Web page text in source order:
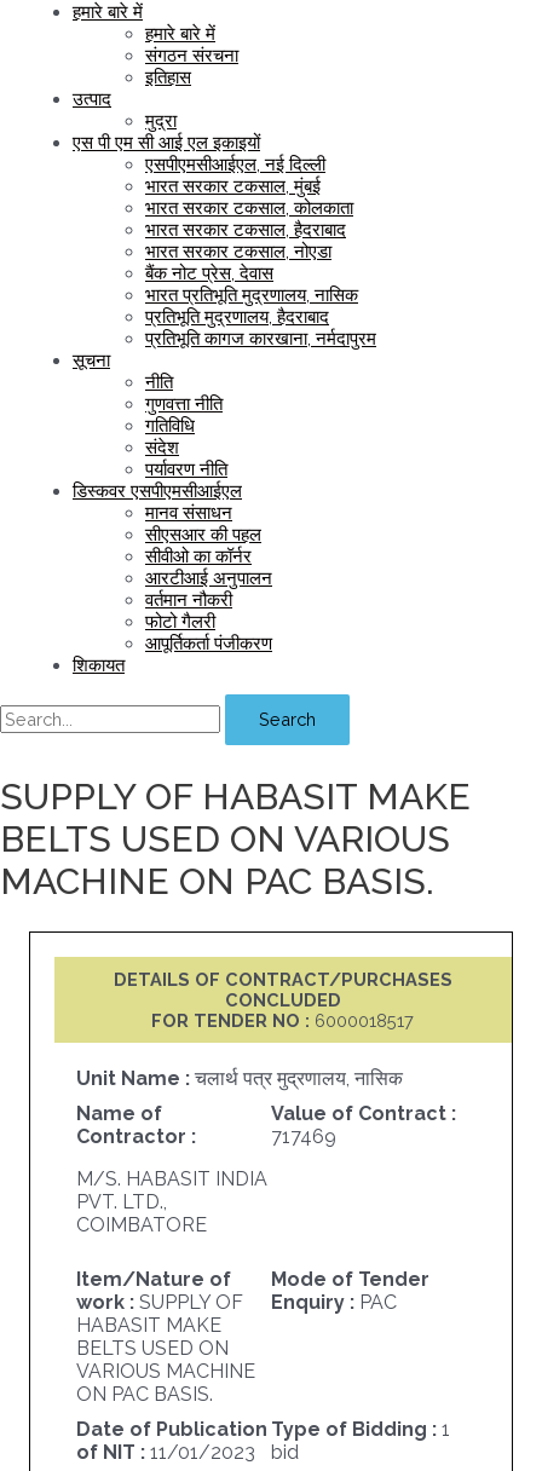
हमारे बारे में
हमारे बारे में
संगठन संरचना
इतिहास
उत्पाद
मुद्रा
एस पी एम सी आई एल इकाइयों
एसपीएमसीआईएल, नई दिल्ली
भारत सरकार टकसाल, मुंबई
भारत सरकार टकसाल, कोलकाता
भारत सरकार टकसाल, हैदराबाद
भारत सरकार टकसाल, नोएडा
बैंक नोट प्रेस, देवास
भारत प्रतिभूति मुद्रणालय, नासिक
प्रतिभूति मुद्रणालय, हैदराबाद
प्रतिभूति कागज कारखाना, नर्मदापुरम
सूचना
नीति
गुणवत्ता नीति
गतिविधि
संदेश
पर्यावरण नीति
डिस्कवर एसपीएमसीआईएल
मानव संसाधन
सीएसआर की पहल
सीवीओ का कॉर्नर
आरटीआई अनुपालन
वर्तमान नौकरी
फोटो गैलरी
आपूर्तिकर्ता पंजीकरण
शिकायत
Search
SUPPLY OF HABASIT MAKE
BELTS USED ON VARIOUS
MACHINE ON PAC BASIS.
DETAILS OF CONTRACT/PURCHASES
CONCLUDED
FOR TENDER NO : 6000018517
Unit Name : चलार्थ पत्र मुद्रणालय, नासिक
Name of
Contractor :
M/S. HABASIT INDIA
PVT. LTD.,
COIMBATORE
Value of Contract :
717469
Item/Nature of
work : SUPPLY OF
HABASIT MAKE
BELTS USED ON
VARIOUS MACHINE
ON PAC BASIS.
Mode of Tender
Enquiry : PAC
Date of Publication
of NIT : 11/01/2023
Type of Bidding : 1
bid